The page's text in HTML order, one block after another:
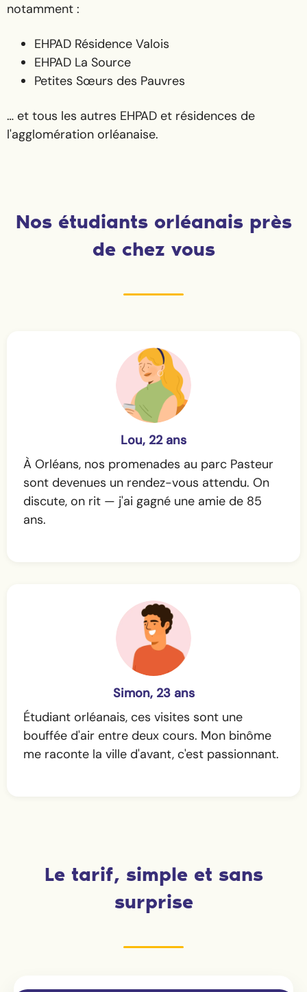
notamment :
EHPAD Résidence Valois
EHPAD La Source
Petites Sœurs des Pauvres
… et tous les autres EHPAD et résidences de
l'agglomération orléanaise.
Nos étudiants orléanais près
de chez vous
Lou, 22 ans
À Orléans, nos promenades au parc Pasteur
sont devenues un rendez-vous attendu. On
discute, on rit — j'ai gagné une amie de 85
ans.
Simon, 23 ans
Étudiant orléanais, ces visites sont une
bouffée d'air entre deux cours. Mon binôme
me raconte la ville d'avant, c'est passionnant.
Le tarif, simple et sans
surprise